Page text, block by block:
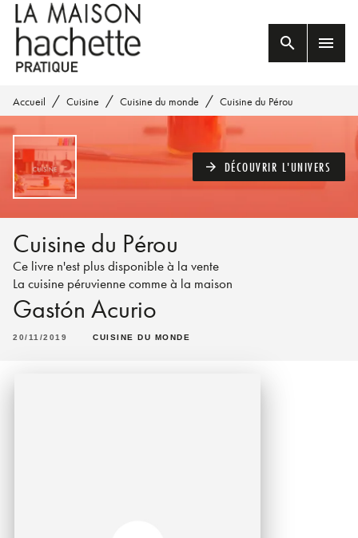
MENU RECHERCHE
PIED DE PAGE
search menu
Accueil / Cuisine / Cuisine du monde / Cuisine du Pérou
arrow_forward DÉCOUVRIR L'UNIVERS
Cuisine du Pérou
Ce livre n'est plus disponible à la vente
La cuisine péruvienne comme à la maison
Gastón Acurio
20/11/2019 CUISINE DU MONDE